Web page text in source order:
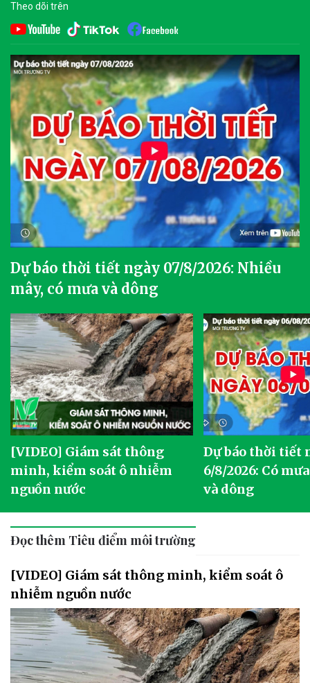
Theo dõi trên
Dự báo thời tiết ngày 07/8/2026: Nhiều
mây, có mưa và dông
[VIDEO] Giám sát thông
minh, kiểm soát ô nhiễm
nguồn nước
Dự báo thời tiết
6/8/2026: Có
và dông
Đọc thêm Tiêu điểm môi trường
[VIDEO] Giám sát thông minh, kiểm soát ô
nhiễm nguồn nước